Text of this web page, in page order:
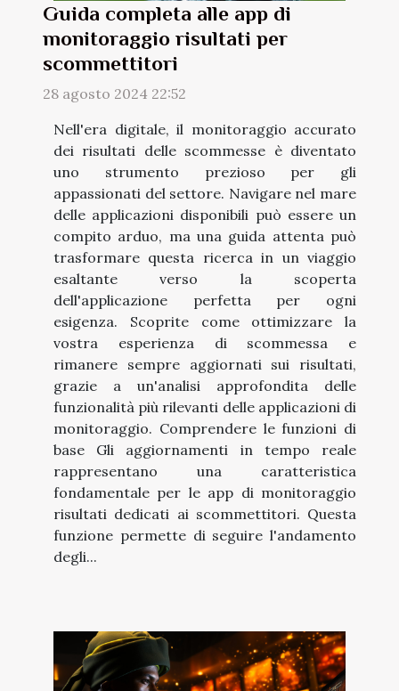
Guida completa alle app di
monitoraggio risultati per
scommettitori
28 agosto 2024 22:52
Nell'era digitale, il monitoraggio accurato
dei risultati delle scommesse è diventato
uno strumento prezioso per gli
appassionati del settore. Navigare nel mare
delle applicazioni disponibili può essere un
compito arduo, ma una guida attenta può
trasformare questa ricerca in un viaggio
esaltante verso la scoperta
dell'applicazione perfetta per ogni
esigenza. Scoprite come ottimizzare la
vostra esperienza di scommessa e
rimanere sempre aggiornati sui risultati,
grazie a un'analisi approfondita delle
funzionalità più rilevanti delle applicazioni di
monitoraggio. Comprendere le funzioni di
base Gli aggiornamenti in tempo reale
rappresentano una caratteristica
fondamentale per le app di monitoraggio
risultati dedicati ai scommettitori. Questa
funzione permette di seguire l'andamento
degli...